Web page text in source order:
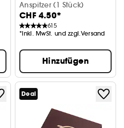
Anspitzer (1 Stück)
CHF 4.50*
615
*Inkl. MwSt. und zzgl.Versand
Hinzufügen
Deal